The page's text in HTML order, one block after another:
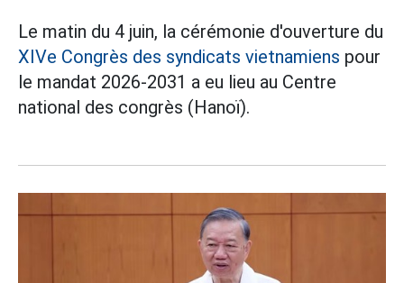
Le matin du 4 juin, la cérémonie d'ouverture du
XIVe Congrès des syndicats vietnamiens pour
le mandat 2026-2031 a eu lieu au Centre
national des congrès (Hanoï).